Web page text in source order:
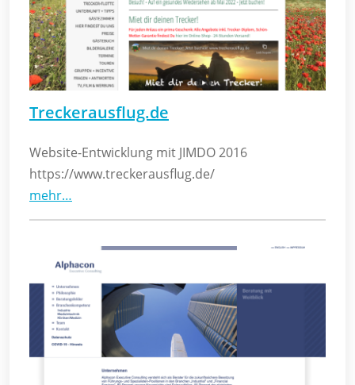
Treckerausflug.de
Website-Entwicklung mit JIMDO 2016
https://www.treckerausflug.de/
mehr…